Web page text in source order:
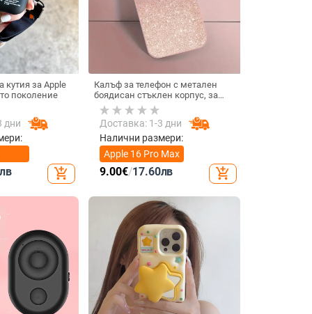
кутия за Apple
поколение
дни
add_shopping_cart
Калъф за телефон с метален
боядисан стъклен корпус, за
iPhone 11–14 Pro Max,
охлаждане, модел YK263
Доставка: 1-3 дни
Налични размери:
Apple 16 Pro Max
9.00€/17.60лв add_shopping_cart